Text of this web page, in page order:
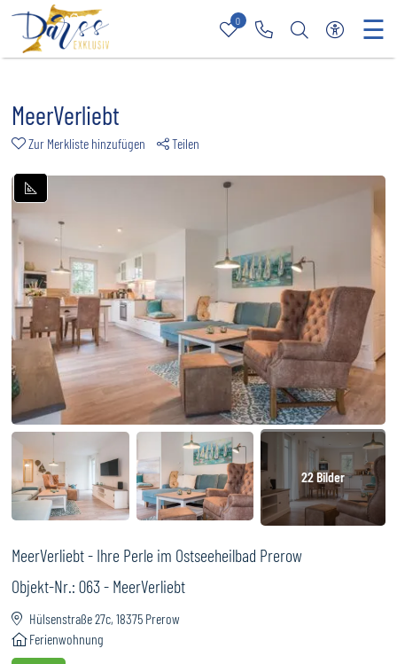
0MerklisteRufen Sie uns an
NachZur☰
MeerVerliebt
Zur Merkliste hinzufügen Teilen
22Bilder
MeerVerliebt - Ihre Perle im Ostseeheilbad Prerow
Objekt-Nr.: 063 - MeerVerliebt
Hülsenstraße 27c, 18375 Prerow
Ferienwohnung